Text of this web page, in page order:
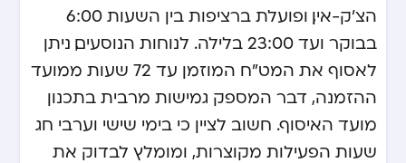
הצ'ק-אין, ופועלת ברציפות בין השעות 6:00
בבוקר ועד 23:00 בלילה. לנוחות הנוסעים, ניתן
לאסוף את המט"ח המוזמן עד 72 שעות ממועד
ההזמנה, דבר המספק גמישות מרבית בתכנון
מועד האיסוף. חשוב לציין כי בימי שישי וערבי חג
שעות הפעילות מקוצרות, ומומלץ לבדוק את